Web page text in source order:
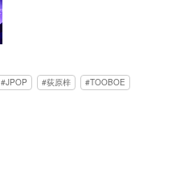
JPOP 荻原梓 TOOBOE